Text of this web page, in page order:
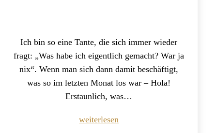
Ich bin so eine Tante, die sich immer wieder
fragt: „Was habe ich eigentlich gemacht? War ja
nix“. Wenn man sich dann damit beschäftigt,
was so im letzten Monat los war – Hola!
Erstaunlich, was…
Monats-
weiterlesen